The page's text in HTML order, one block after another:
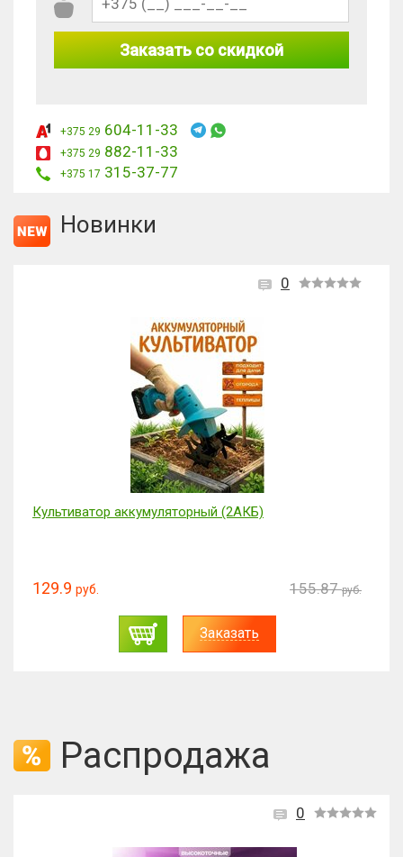
Заказать со скидкой
+375 29 604-11-33
+375 29 882-11-33
+375 17 315-37-77
Новинки
0
Культиватор аккумуляторный (2АКБ)
129.9 руб. 155.87 руб.
Заказать
Распродажа
0